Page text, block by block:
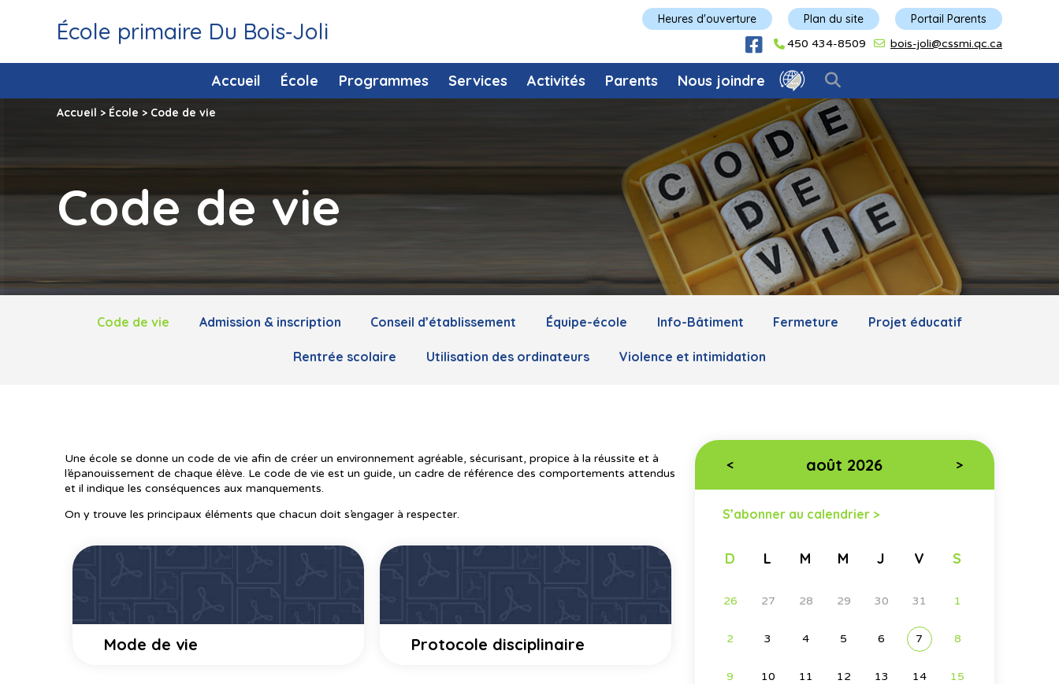
École primaire Du Bois‑Joli Plan du site Portail Parents
Heures d'ouverture
450 434-8509 bois-joli@cssmi.qc.ca
Accueil École Programmes Services Activités Parents Nous joindre
Accueil > École > Code de vie
Code de vie
Code de vie Admission & inscription Conseil d’établissement Équipe-école Info-Bâtiment Fermeture Projet éducatif
Rentrée scolaire Utilisation des ordinateurs Violence et intimidation
Une école se donne un code de vie afin de créer un environnement agréable, sécurisant, propice à la réussite et à
l’épanouissement de chaque élève. Le code de vie est un guide, un cadre de référence des comportements attendus
et il indique les conséquences aux manquements.
On y trouve les principaux éléments que chacun doit s’engager à respecter.
Mode de vie Protocole disciplinaire
< août 2026 >
S’abonner au calendrier >
D L M M J V S
26 27 28 29 30 31 1
2 3 4 5 6 7 8
9 10 11 12 13 14 15